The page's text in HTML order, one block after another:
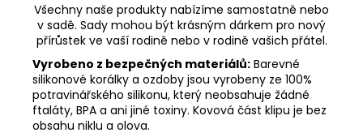
Všechny naše produkty nabízíme samostatně nebo
v sadě. Sady mohou být krásným dárkem pro nový
přírůstek ve vaší rodině nebo v rodině vašich přátel.
Vyrobeno z bezpečných materiálů: Barevné
silikonové korálky a ozdoby jsou vyrobeny ze 100%
potravinářského silikonu, který neobsahuje žádné
ftaláty, BPA a ani jiné toxiny. Kovová část klipu je bez
obsahu niklu a olova.